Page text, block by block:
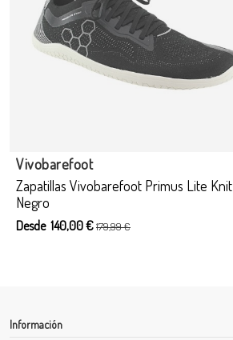
Zapatillas Vivobarefoot Primus Lite Knit
Negro
Vivobarefoot
Desde 140,00 €179,99 €
Información